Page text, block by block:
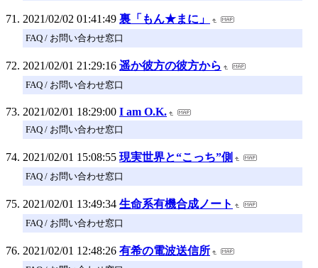
2021/02/02 01:41:49 裏「もん★まに」
FAQ / お問い合わせ窓口
2021/02/01 21:29:16 遥か彼方の彼方から
FAQ / お問い合わせ窓口
2021/02/01 18:29:00 I am O.K.
FAQ / お問い合わせ窓口
2021/02/01 15:08:55 現実世界と“こっち”側
FAQ / お問い合わせ窓口
2021/02/01 13:49:34 生命系有機合成ノート
FAQ / お問い合わせ窓口
2021/02/01 12:48:26 有希の電波送信所